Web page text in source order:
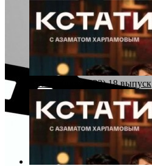
Кстати (шоу 2023) 18 выпуск